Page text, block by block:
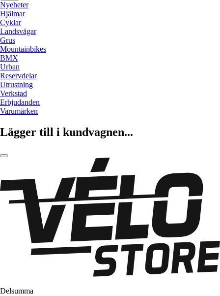
Nyeheter
Hjälmar
Cyklar
Landsvägar
Grus
Mountainbikes
BMX
Urban
Reservdelar
Utrustning
Verkstad
Erbjudanden
Varumärken
Lägger till i kundvagnen...
Delsumma